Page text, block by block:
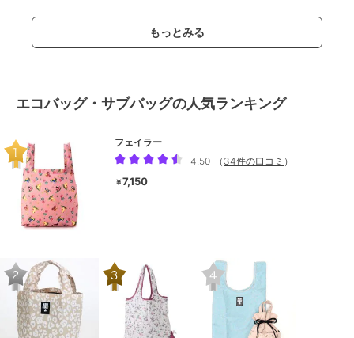
もっとみる
エコバッグ・サブバッグの人気ランキング
フェイラー
4.50
（ 34件の口コミ ）
￥7,150